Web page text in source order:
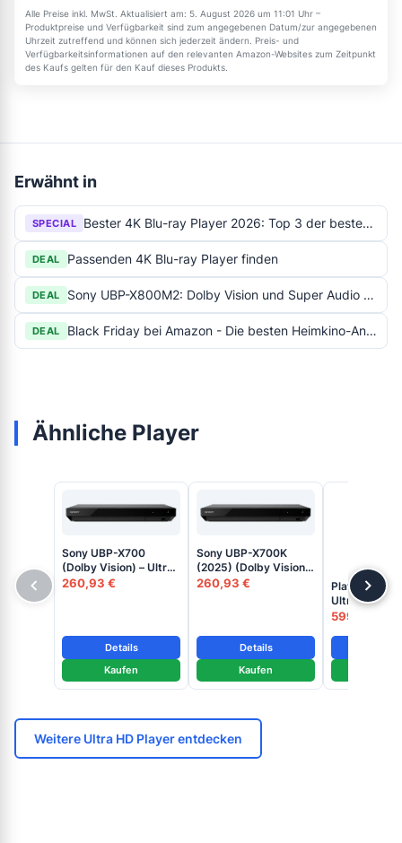
Alle Preise inkl. MwSt. Aktualisiert am: 5. August 2026 um 11:01 Uhr –
Produktpreise und Verfügbarkeit sind zum angegebenen Datum/zur angegebenen
Uhrzeit zutreffend und können sich jederzeit ändern. Preis- und
Verfügbarkeitsinformationen auf den relevanten Amazon-Websites zum Zeitpunkt
des Kaufs gelten für den Kauf dieses Produkts.
Erwähnt in
SPECIAL Bester 4K Blu-ray Player 2026: Top 3 der besten Player
DEAL Passenden 4K Blu-ray Player finden
DEAL Sony UBP-X800M2: Dolby Vision und Super Audio CD Player im Angebot
DEAL Black Friday bei Amazon - Die besten Heimkino-Angebote
Ähnliche Player
Sony UBP-X700
(Dolby Vision) – Ultra
HD Blu-ray Disc
260,93 €
Details
Kaufen
Sony UBP-X700K
(2025) (Dolby Vision)
– Ultra HD Blu-ray
260,93 €
Details
Kaufen
PlayStation 5
Ultra HD
Player
599,00 €
Weitere Ultra HD Player entdecken